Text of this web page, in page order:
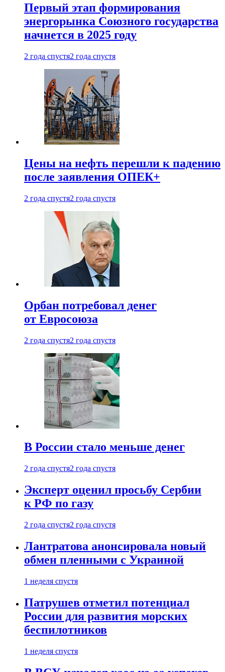
Первый этап формирования
энергорынка Союзного государства
начнется в 2025 году
2 года спустя2 года спустя
Цены на нефть перешли к падению
после заявления ОПЕК+
2 года спустя2 года спустя
Орбан потребовал денег
от Евросоюза
2 года спустя2 года спустя
В России стало меньше денег
2 года спустя2 года спустя
Эксперт оценил просьбу Сербии
к РФ по газу
2 года спустя2 года спустя
Лантратова анонсировала новый
обмен пленными с Украиной
1 неделя спустя
Патрушев отметил потенциал
России для развития морских
беспилотников
1 неделя спустя